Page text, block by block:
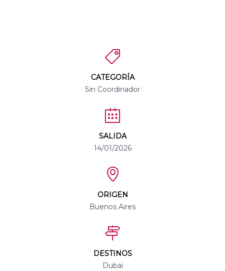
CATEGORÍA
Sin Coordinador
SALIDA
14/01/2026
ORIGEN
Buenos Aires
DESTINOS
Dubai